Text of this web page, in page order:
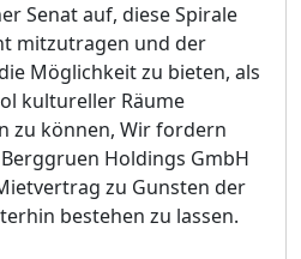
Senat auf, diese Spirale
mitzutragen und der
Möglichkeit zu bieten, als
kultureller Räume
zu können, Wir fordern
Holdings GmbH
zu Gunsten der
bestehen zu lassen.